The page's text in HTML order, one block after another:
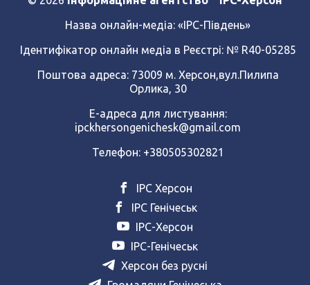
Назва онлайн-медіа: «ІРС-Південь»
Ідентифікатор онлайн медіа в Реєстрі: № R40-05285
Поштова адреса: 73009 м. Херсон,вул.Пилипа
Орлика, 30
Е-адреса для листування:
ipckhersongenichesk@gmail.com
Телефон: +380505302821
ІРС Херсон
ІРС Генічеськ
ІРС-Херсон
ІРС-Генічеськ
Херсон без русні